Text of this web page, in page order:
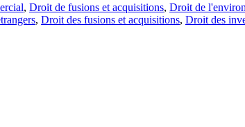
, Droit de fusions et acquisitions, Droit de
, Droit des fusions et acquisitions, Droit des